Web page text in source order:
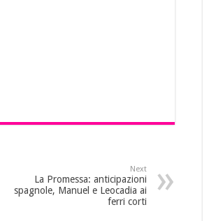
Next
La Promessa: anticipazioni
spagnole, Manuel e Leocadia ai
ferri corti